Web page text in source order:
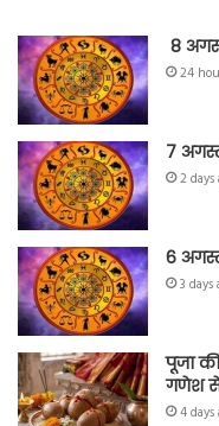
8
24
7
2 days
6
3 days
पूजा
गणेश से
4 days